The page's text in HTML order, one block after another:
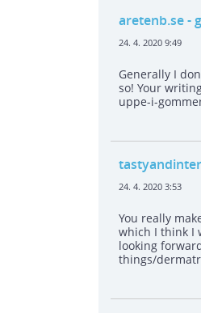
aretenb.se-
24. 4. 2020 9:49
Generally I
so! Your
uppe-i-
24. 4. 2020 3:53
You really
which I think I
looking
things/